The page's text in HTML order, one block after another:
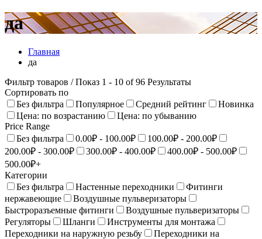
да
Главная
да
Фильтр товаров / Показ 1 - 10 of 96 Результаты
Сортировать по
Без фильтра
Популярное Средний рейтинг
Новинка
Цена: по возрастанию
Цена: по убыванию
Price Range
Без фильтра
0.00₽ - 100.00₽
100.00₽ - 200.00₽
200.00₽ - 300.00₽
300.00₽ - 400.00₽
400.00₽ - 500.00₽
500.00₽+
Категории
Без фильтра
Настенные переходники
Фитинги
нержавеющие
Воздушные пульверизаторы
Быстроразъемные фитинги
Воздушные пульверизаторы
Регуляторы
Шланги
Инструменты для монтажа
Переходники на наружную резьбу
Переходники на